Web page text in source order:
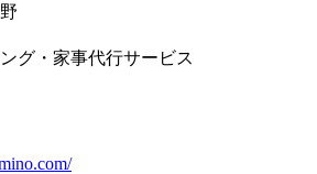
グ・家事代行サービス